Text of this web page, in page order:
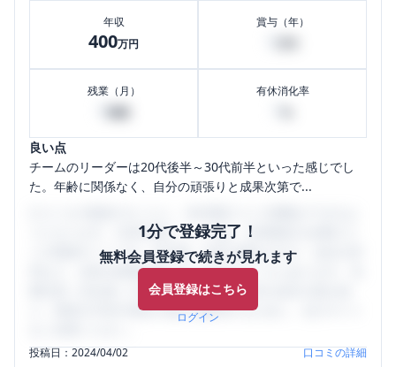
年収
400万円
賞与（年）
残業（月） 有休消化率
良い点
チームのリーダーは20代後半～30代前半といった感じでし
た。年齢に関係なく、自分の頑張りと成果次第で...
1分で登録完了！
無料会員登録で続きが見れます
会員登録はこちら
ログイン
うになります。SHEHUB(シーハブ)は、女性限定の企業口コ
ミの投稿サイトです。給与面・女性の働きやすさ・会社の評
判など、女性の転職は気にすべき点がたくさんあります。先
輩社員（元社員）の口コミを通して、本当の会社の姿を知
り、将来の不安や現在の悩みを解消するために、ぜひサイト
投稿日：2024/04/02 口コミの詳細